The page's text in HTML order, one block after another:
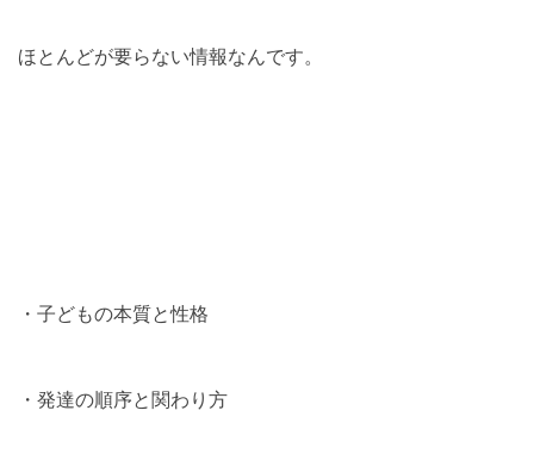
ほとんどが要らない情報なんです。
・子どもの本質と性格
・発達の順序と関わり方